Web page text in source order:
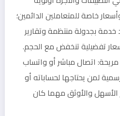
خاصة للمتعاملين الدائمين؛
بجدولة منتظمة وتقارير
تفضيلية تنخفض مع الحجم.
اتصال مباشر أو واتساب
لمن يحتاجها لحساباته أو
الأسهل والأوثق مهما كان